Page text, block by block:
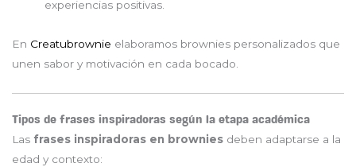
experiencias positivas.
En Creatubrownie elaboramos brownies personalizados que
unen sabor y motivación en cada bocado.
Tipos de frases inspiradoras según la etapa académica
Las frases inspiradoras en brownies deben adaptarse a la
edad y contexto: